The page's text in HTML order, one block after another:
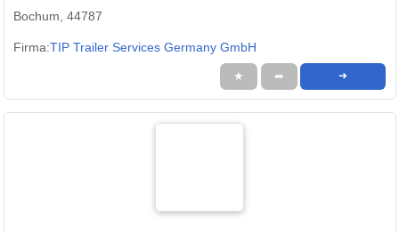
Bochum, 44787
Firma:TIP Trailer Services Germany GmbH
★ ➦ ➜